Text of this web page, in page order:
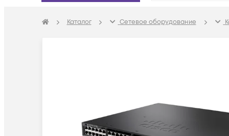
Каталог Сетевое оборудование